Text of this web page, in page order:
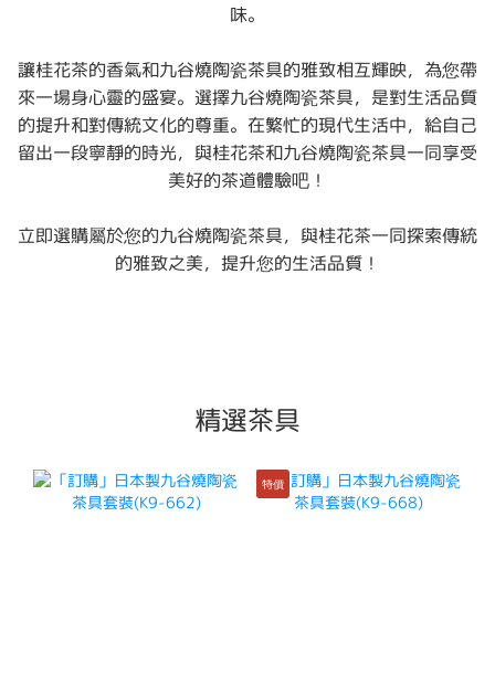
味。
讓桂花茶的香氣和九谷燒陶瓷茶具的雅致相互輝映，為您帶
來一場身心靈的盛宴。選擇九谷燒陶瓷茶具，是對生活品質
的提升和對傳統文化的尊重。在繁忙的現代生活中，給自己
留出一段寧靜的時光，與桂花茶和九谷燒陶瓷茶具一同享受
美好的茶道體驗吧！
立即選購屬於您的九谷燒陶瓷茶具，與桂花茶一同探索傳統
的雅致之美，提升您的生活品質！
精選茶具
特價